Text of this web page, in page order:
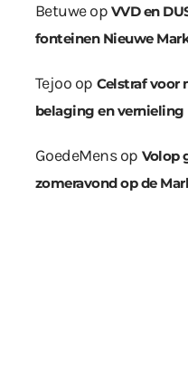
Betuweop VVD en
fonteinen Nieuwe
Tejoo op Celstraf voor
belaging en vernieling
GoedeMensop Volop
zomeravond op de